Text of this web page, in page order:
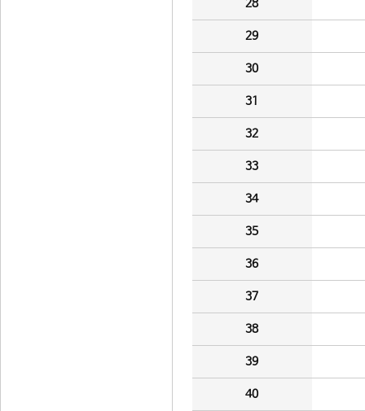
28
29
30
31
32
33
34
35
36
37
38
39
40